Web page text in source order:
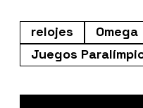
relojes
Omega
Juegos